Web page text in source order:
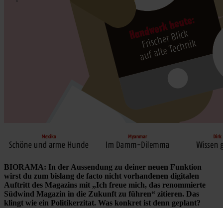
BIORAMA: In der Aussendung zu deiner neuen Funktion
wirst du zum bislang de facto nicht vorhandenen digitalen
Auftritt des Magazins mit „Ich freue mich, das renommierte
Südwind Magazin in die Zukunft zu führen“ zitieren. Das
klingt wie ein Politikerzitat. Was konkret ist denn geplant?